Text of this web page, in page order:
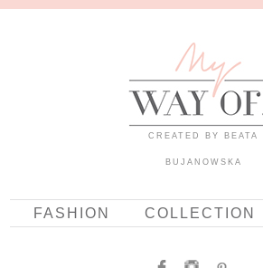
CREATED BY BEATA
BUJANOWSKA
FASHION COLLECTION